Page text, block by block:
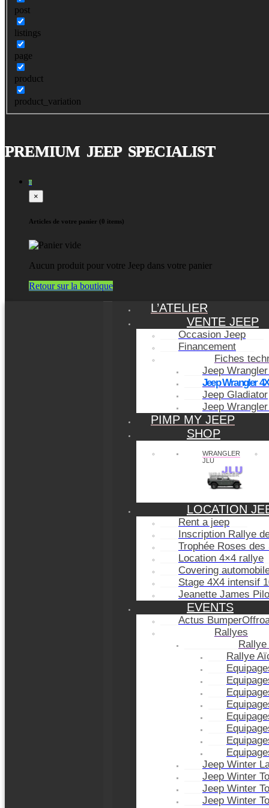
post
listings
page
product
product_variation
PREMIUM JEEP SPECIALIST
0
×
Articles de votre panier (0 items)
Aucun produit pour votre Jeep dans votre panier
Retour sur la boutique
L’ATELIER
VENTE JEEP
Occasion Jeep
Financement
Fiches
Jeep
Jeep Wrangler
Jeep Gladiator
Jeep
PIMP MY JEEP
SHOP
WRANGLER
JLU
LOCATION
Rent a jeep
Inscription Rallye
Trophée Roses des
Location 4×4 rallye
Covering
Stage 4X4 intensif
Jeanette James
EVENTS
Actus
Rallyes
Rallye
Jeep Winter
Jeep Winter
Jeep Winter
Jeep Winter